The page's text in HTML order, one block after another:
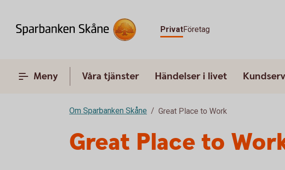
PrivatFöretag
Meny Våra tjänster Händelser i livet
Om Sparbanken Skåne Great Place to Work
Great Place to